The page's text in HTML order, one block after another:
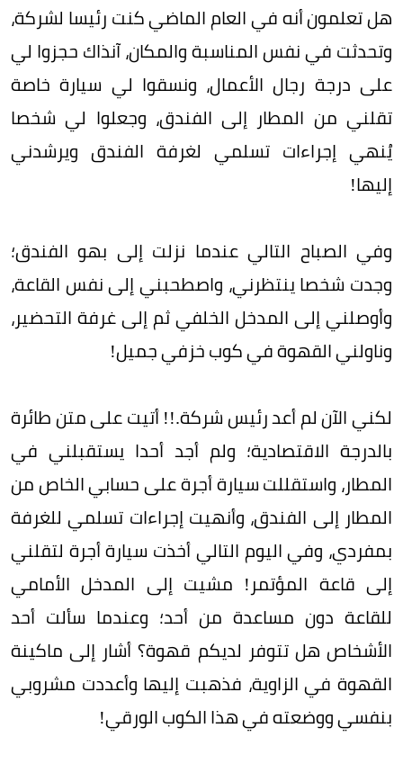
هل تعلمون أنه في العام الماضي كنت رئيسا لشركة،
وتحدثت في نفس المناسبة والمكان، آنذاك حجزوا لي
على درجة رجال الأعمال، ونسقوا لي سيارة خاصة
تقلني من المطار إلى الفندق، وجعلوا لي شخصا
يُنهي إجراءات تسلمي لغرفة الفندق ويرشدني
إليها!
وفي الصباح التالي عندما نزلت إلى بهو الفندق؛
وجدت شخصا ينتظرني، واصطحبني إلى نفس القاعة،
وأوصلني إلى المدخل الخلفي ثم إلى غرفة التحضير،
وناولني القهوة في كوب خزفي جميل!
لكني الآن لم أعد رئيس شركة.!! أتيت على متن طائرة
بالدرجة الاقتصادية؛ ولم أجد أحدا يستقبلني في
المطار، واستقللت سيارة أجرة على حسابي الخاص من
المطار إلى الفندق، وأنهيت إجراءات تسلمي للغرفة
بمفردي، وفي اليوم التالي أخذت سيارة أجرة لتقلني
إلى قاعة المؤتمر! مشيت إلى المدخل الأمامي
للقاعة دون مساعدة من أحد؛ وعندما سألت أحد
الأشخاص هل تتوفر لديكم قهوة؟ أشار إلى ماكينة
القهوة في الزاوية، فذهبت إليها وأعددت مشروبي
بنفسي ووضعته في هذا الكوب الورقي!